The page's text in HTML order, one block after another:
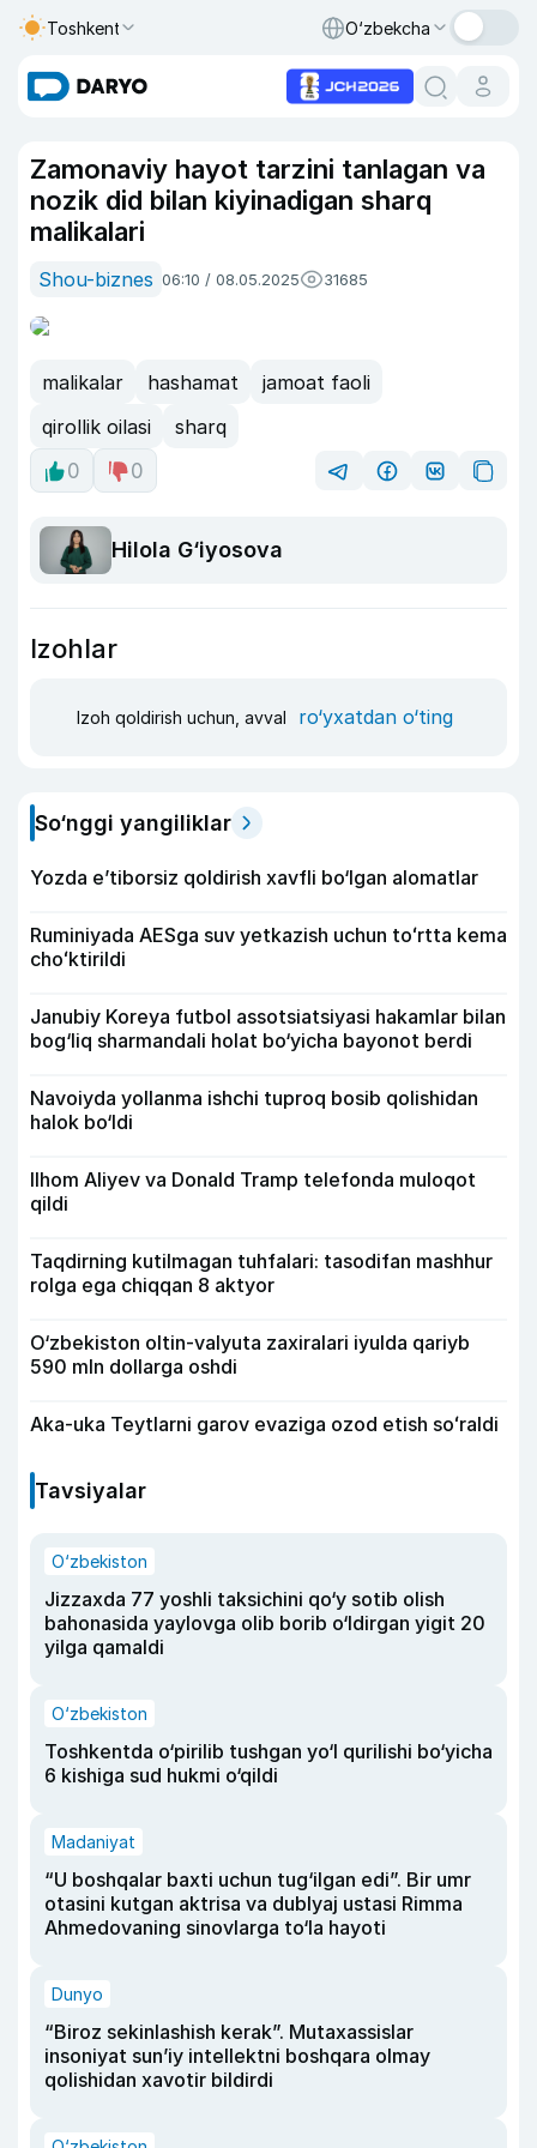
Toshkent O‘zbekcha
Zamonaviy hayot tarzini tanlagan va
nozik did bilan kiyinadigan sharq
malikalari
Shou-biznes 06:10 / 08.05.2025 31685
malikalar hashamat
jamoat faoli
qirollik oilasi
sharq
0
0
Hilola G‘iyosova
Izohlar
Izoh qoldirish uchun, avval ro‘yxatdan o‘ting
So‘nggi yangiliklar
Yozda e’tiborsiz qoldirish xavfli bo‘lgan alomatlar
Ruminiyada AESga suv yetkazish uchun toʻrtta kema
choʻktirildi
Janubiy Koreya futbol assotsiatsiyasi hakamlar bilan
bog‘liq sharmandali holat bo‘yicha bayonot berdi
Navoiyda yollanma ishchi tuproq bosib qolishidan
halok bo‘ldi
Ilhom Aliyev va Donald Tramp telefonda muloqot
qildi
Taqdirning kutilmagan tuhfalari: tasodifan mashhur
rolga ega chiqqan 8 aktyor
O‘zbekiston oltin-valyuta zaxiralari iyulda qariyb
590 mln dollarga oshdi
Aka-uka Teytlarni garov evaziga ozod etish soʻraldi
Tavsiyalar
O‘zbekiston
Jizzaxda 77 yoshli taksichini qo‘y sotib olish
bahonasida yaylovga olib borib o‘ldirgan yigit 20
yilga qamaldi
O‘zbekiston
Toshkentda o‘pirilib tushgan yo‘l qurilishi bo‘yicha
6 kishiga sud hukmi o‘qildi
Madaniyat
“U boshqalar baxti uchun tug‘ilgan edi”. Bir umr
otasini kutgan aktrisa va dublyaj ustasi Rimma
Ahmedovaning sinovlarga to‘la hayoti
Dunyo
“Biroz sekinlashish kerak”. Mutaxassislar
insoniyat sun’iy intellektni boshqara olmay
qolishidan xavotir bildirdi